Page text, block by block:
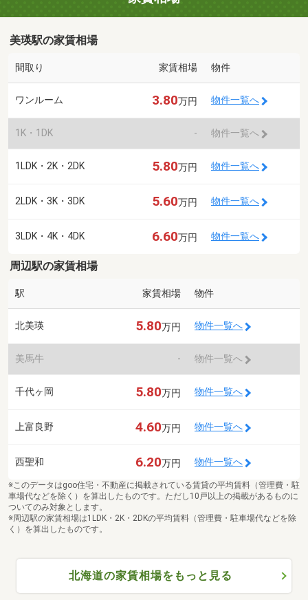
美瑛駅の家賃相場
間取り 家賃相場 物件
ワンルーム 3.80万円 物件一覧へ
1K・1DK - 物件一覧へ
1LDK・2K・2DK 5.80万円 物件一覧へ
2LDK・3K・3DK 5.60万円 物件一覧へ
3LDK・4K・4DK 6.60万円 物件一覧へ
周辺駅の家賃相場
駅 家賃相場 物件
北美瑛 5.80万円 物件一覧へ
美馬牛 - 物件一覧へ
千代ヶ岡 5.80万円 物件一覧へ
上富良野 4.60万円 物件一覧へ
西聖和 6.20万円 物件一覧へ
※このデータはgoo住宅・不動産に掲載されている賃貸の平均賃料（管理費・駐
車場代などを除く）を算出したものです。ただし10戸以上の掲載があるものに
ついてのみ対象とします。
※周辺駅の家賃相場は1LDK・2K・2DKの平均賃料（管理費・駐車場代などを除
く）を算出したものです。
北海道の家賃相場をもっと見る